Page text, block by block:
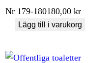
Nr 179-180180,00kr
Lägg till i varukorg